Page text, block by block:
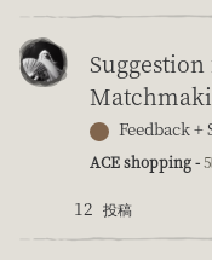
Feedback +
ACE shopping -
12 投稿